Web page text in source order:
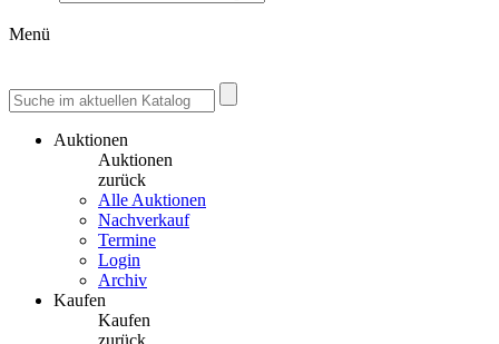
Menü
Auktionen
Auktionen
zurück
Alle Auktionen
Nachverkauf
Termine
Login
Archiv
Kaufen
Kaufen
zurück